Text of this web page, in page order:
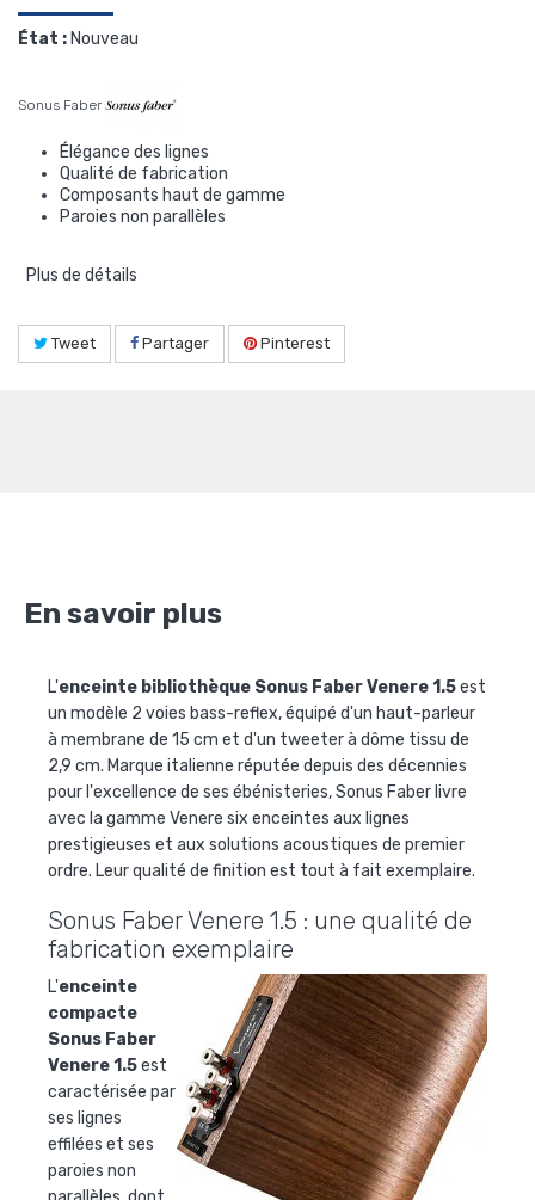
État :Nouveau
Sonus Faber
Élégance des lignes
Qualité de fabrication
Composants haut de gamme
Paroies non parallèles
Plus de détails
Tweet Partager Pinterest
En savoir plus
L'enceinte bibliothèque Sonus Faber Venere 1.5est
un modèle 2 voies bass-reflex, équipé d'un haut-parleur
à membrane de 15 cm et d'un tweeter à dôme tissu de
2,9 cm. Marque italienne réputée depuis des décennies
pour l'excellence de ses ébénisteries, Sonus Faber livre
avec la gamme Venere six enceintes aux lignes
prestigieuses et aux solutions acoustiques de premier
ordre. Leur qualité de finition est tout à fait exemplaire.
Sonus Faber Venere 1.5 : une qualité de
fabrication exemplaire
L'enceinte
compacte
Sonus Faber
Venere 1.5est
caractérisée par
ses lignes
effilées et ses
paroies non